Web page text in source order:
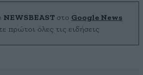
NEWSBEAST στο Google News
πρώτοι όλες τις ειδήσεις